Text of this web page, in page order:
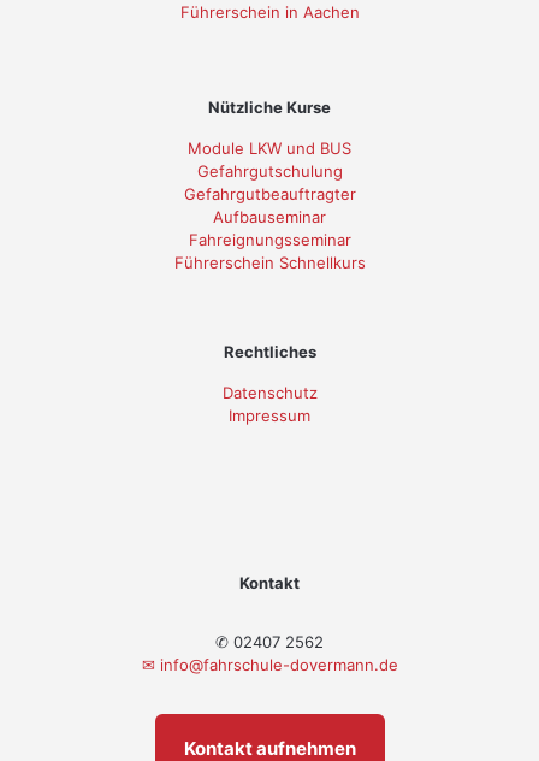
Führerschein in Aachen
Nützliche Kurse
Module LKW und BUS
Gefahrgutschulung
Gefahrgutbeauftragter
Aufbauseminar
Fahreignungsseminar
Führerschein Schnellkurs
Rechtliches
Datenschutz
Impressum
Kontakt
✆ 02407 2562
✉ info@fahrschule-dovermann.de
Kontakt aufnehmen